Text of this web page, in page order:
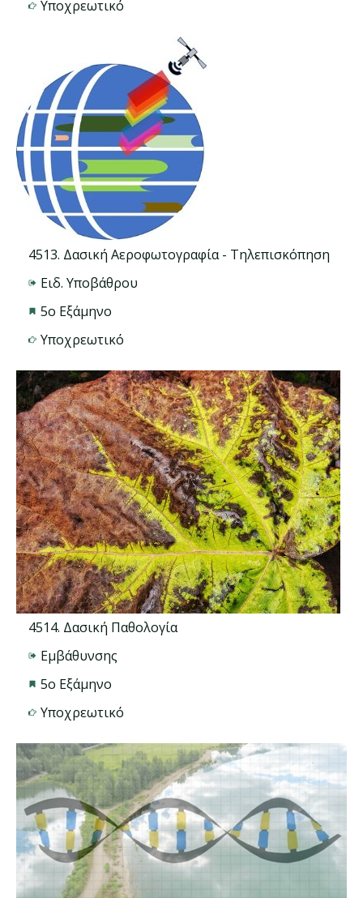
Υποχρεωτικό
4513. Δασική Αεροφωτογραφία - Τηλεπισκόπηση
Ειδ. Υποβάθρου
5ο Εξάμηνο
Υποχρεωτικό
4514. Δασική Παθολογία
Εμβάθυνσης
5ο Εξάμηνο
Υποχρεωτικό